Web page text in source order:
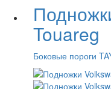
Touareg
Боковые пороги